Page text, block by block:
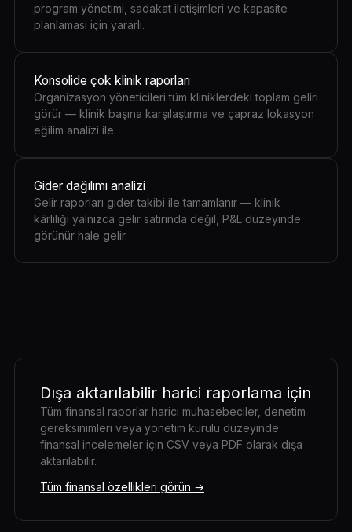
program yönetimi, sadakat iletişimleri ve kapasite
planlaması için yararlı.
Konsolide çok klinik raporları
Organizasyon yöneticileri tüm kliniklerdeki toplam geliri
görür — klinik başına karşılaştırma ve çapraz lokasyon
eğilim analizi ile.
Gider dağılımı analizi
Gelir raporları gider takibi ile tamamlanır — klinik
kârlılığı yalnızca gelir satırında değil, P&L düzeyinde
görünür hale gelir.
Dışa aktarılabilir harici raporlama için
Tüm finansal raporlar harici muhasebeciler, denetim
gereksinimleri veya yönetim kurulu düzeyinde
finansal incelemeler için CSV veya PDF olarak dışa
aktarılabilir.
Tüm finansal özellikleri görün →